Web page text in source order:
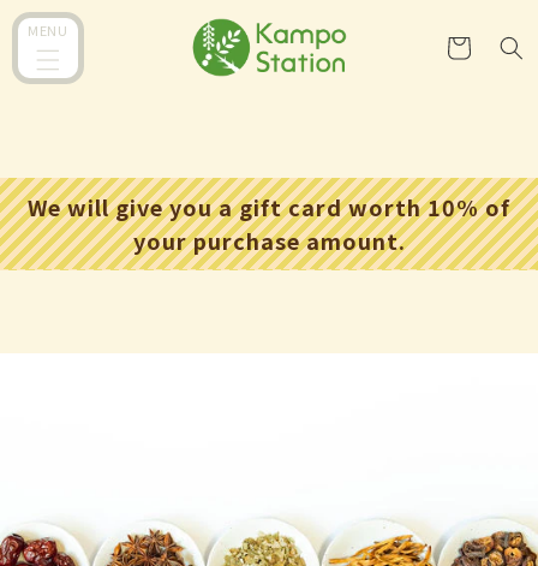
跳至內
容
MENU
物
We will give you a gift card worth 10% of
your purchase amount.